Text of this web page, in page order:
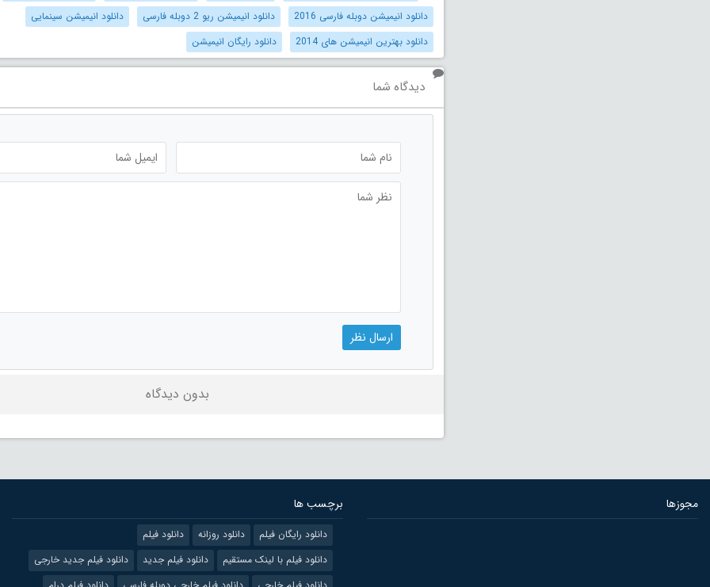
دانلود انیمیشن دوبله فارسی 2016
دانلود انیمیشن ریو 2 دوبله فارسی
دانلود انیمیشن سینمایی
دانلود بهترین انیمیشن های 2014
دانلود رایگان انیمیشن
دیدگاه شما
بدون دیدگاه
مجوزها برچسب ها
دانلود رایگان فیلم دانلود روزانه
دانلود فیلم
دانلود فیلم با لینک مستقیم
دانلود فیلم جدید
دانلود فیلم جدید خارجی